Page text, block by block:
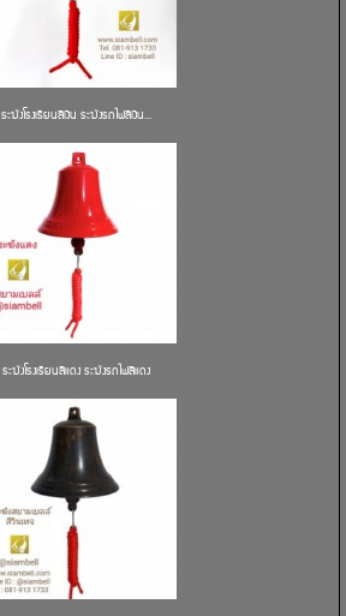
ระฆังโรงเรียนสีเงิน ระฆังรถไฟสีเงิน...
ระฆังโรงเรียนสีแดง ระฆังรถไฟสีแดง